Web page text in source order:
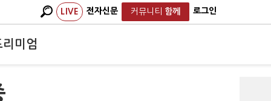
LIVE 전자신문 커뮤니티 함께 로그인
리미엄